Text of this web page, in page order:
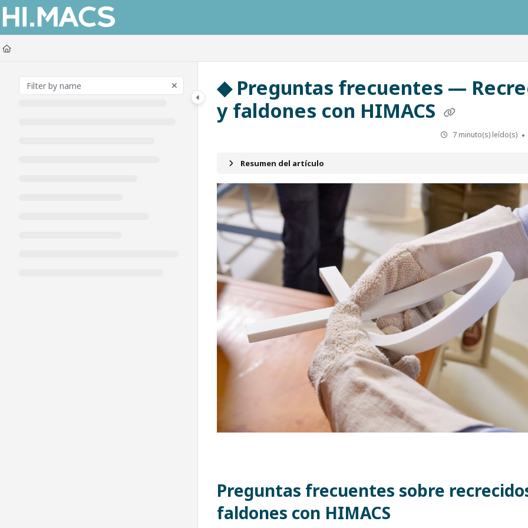
Documentation Index
Fetch the complete documentation index at:
Use this file to discover all available pages before exploring further.
◆ Preguntas frecuentes —
y faldones con HIMACS
7 minuto(s) leído(s)
Resumen del artículo
Preguntas frecuentes sobre
faldones con HIMACS